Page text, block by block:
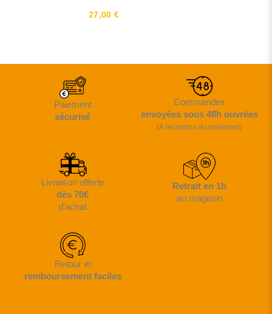
27,00 €
Paiement
sécurisé
Commandes
envoyées sous 48h ouvrées
(À réception du paiement)
Livraison offerte
dès 70€
d'achat
Retrait en 1h
au magasin
Retour et
remboursement faciles